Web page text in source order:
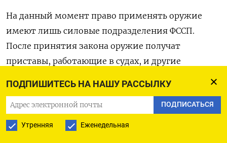
ПОДПИШИТЕСЬ НА НАШУ РАССЫЛКУ
ПОДПИСАТЬСЯ
Утренняя Еженедельная
На данный момент право применять оружие
имеют лишь силовые подразделения ФССП.
После принятия закона оружие получат
приставы, работающие в судах, и другие
ФССП вооружат спецсредствами —
электрошокерами, наручниками
и аэрозольными баллончиками.